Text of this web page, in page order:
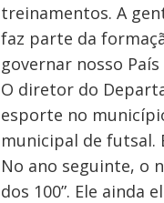
treinamentos. A
faz parte da
governar nosso
O diretor do
esporte no
municipal de futsal.
No ano seguinte, o
dos 100”. Ele ainda